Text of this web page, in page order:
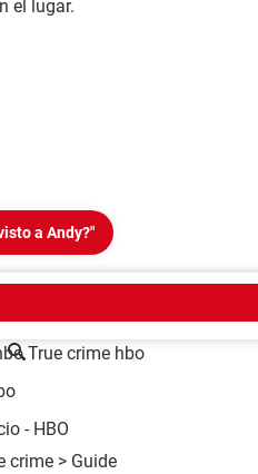
el lugar.
a Andy?"
TEMA
True crime hbo
- HBO
crime > Guide